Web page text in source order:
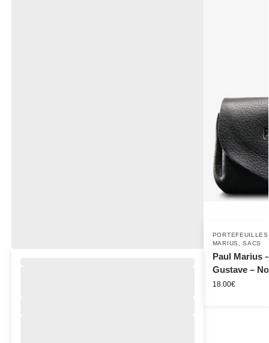
PORTEFEUILLES
MARIUS
,SACS
Paul Marius
Gustave –
18.00€